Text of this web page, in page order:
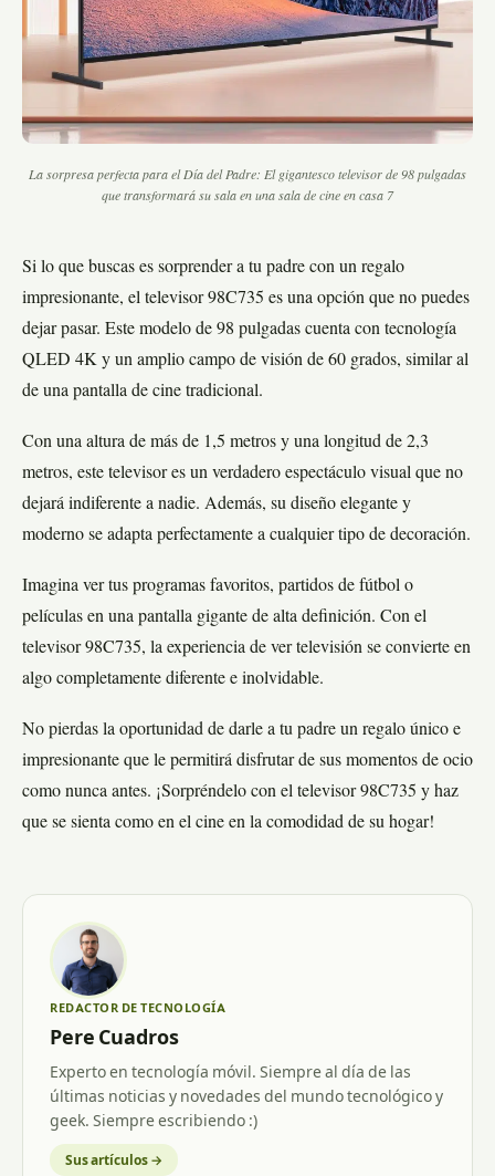
La sorpresa perfecta para el Día del Padre: El gigantesco televisor de 98 pulgadas
que transformará su sala en una sala de cine en casa 7
Si lo que buscas es sorprender a tu padre con un regalo
impresionante, el televisor 98C735 es una opción que no puedes
dejar pasar. Este modelo de 98 pulgadas cuenta con tecnología
QLED 4K y un amplio campo de visión de 60 grados, similar al
de una pantalla de cine tradicional.
Con una altura de más de 1,5 metros y una longitud de 2,3
metros, este televisor es un verdadero espectáculo visual que no
dejará indiferente a nadie. Además, su diseño elegante y
moderno se adapta perfectamente a cualquier tipo de decoración.
Imagina ver tus programas favoritos, partidos de fútbol o
películas en una pantalla gigante de alta definición. Con el
televisor 98C735, la experiencia de ver televisión se convierte en
algo completamente diferente e inolvidable.
No pierdas la oportunidad de darle a tu padre un regalo único e
impresionante que le permitirá disfrutar de sus momentos de ocio
como nunca antes. ¡Sorpréndelo con el televisor 98C735 y haz
que se sienta como en el cine en la comodidad de su hogar!
REDACTOR DE TECNOLOGÍA
Pere Cuadros
Experto en tecnología móvil. Siempre al día de las
últimas noticias y novedades del mundo tecnológico y
geek. Siempre escribiendo :)
Sus artículos →